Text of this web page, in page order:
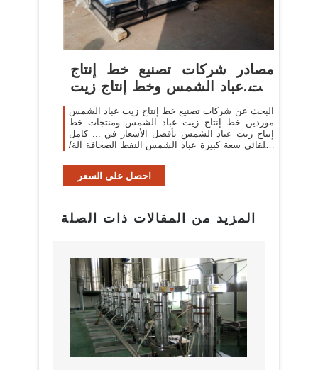
مصادر شركات تصنيع خط إنتاج
زيت عباد الشمس وخط إنتاج زيت
البحث عن شركات تصنيع خط إنتاج زيت عباد الشمس
موردين خط إنتاج زيت عباد الشمس ومنتجات خط
إنتاج زيت عباد الشمس بأفضل الأسعار في ... كامل
التلقائي سعة كبيرة عباد الشمس النفط الصحافة آلة/
احصل على السعر
المزيد من المقالات ذات الصلة